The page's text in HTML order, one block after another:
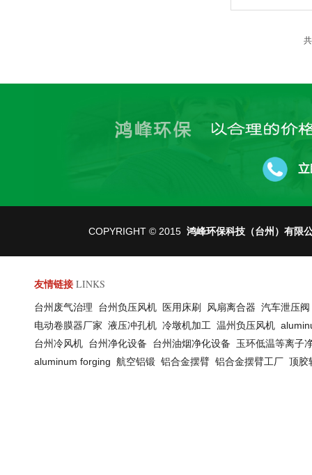
共
COPYRIGHT © 2015 鸿峰环保科技（台州）有限
友情链接 LINKS
台州废气治理 台州负压风机 医用床刷 风扇离合器 汽车泄压
电动卷膜器厂家 液压冲孔机 冷墩机加工 温州负压风机
台州冷风机 台州净化设备 台州油烟净化设备 玉环低温等离子
aluminum forging 航空铝锻 铝合金摆臂 铝合金摆臂工厂 顶